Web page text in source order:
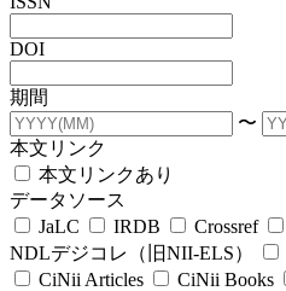
DOI
期間
〜
本文リンク
本文リンクあり
データソース
JaLC
IRDB Crossref
NDLデジコレ（旧NII-ELS）
CiNii Articles
CiNii Books